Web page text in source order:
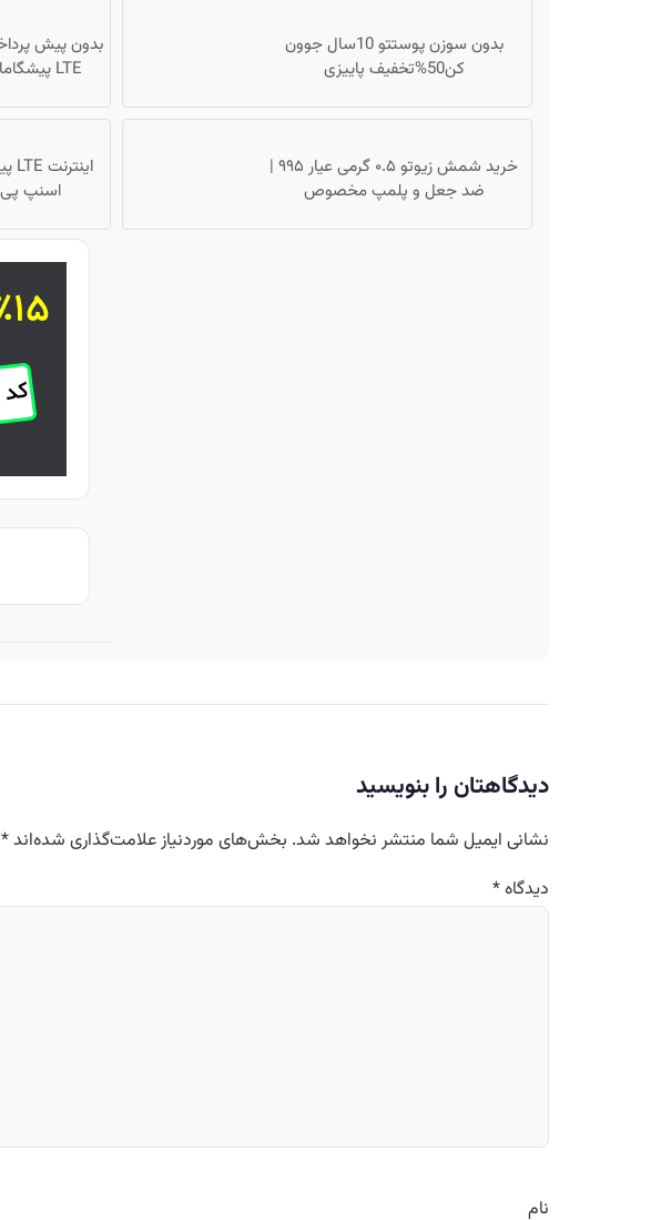
بدون سوزن پوستتو 10سال جوون
کن50%تخفیف پاییزی
LTE پیشگامان + سیم کارت رایگان
خرید شمش زیوتو ۰.۵ گرمی عیار ۹۹۵ |
ضد جعل و پلمپ مخصوص
اسنپ
دیدگاهتان را بنویسید
نشانی ایمیل شما منتشر نخواهد شد. بخش‌های موردنیاز علامت‌گذاری شده‌اند*
دیدگاه*
نام